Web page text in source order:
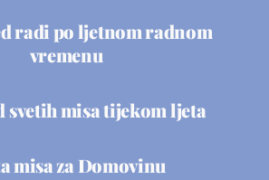
radi po ljetnom radnom
vremenu
svetih misa tijekom ljeta
misa za Domovinu